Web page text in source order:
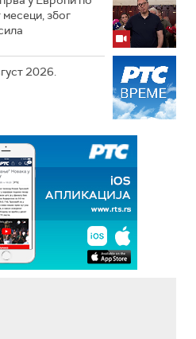
због
2026.